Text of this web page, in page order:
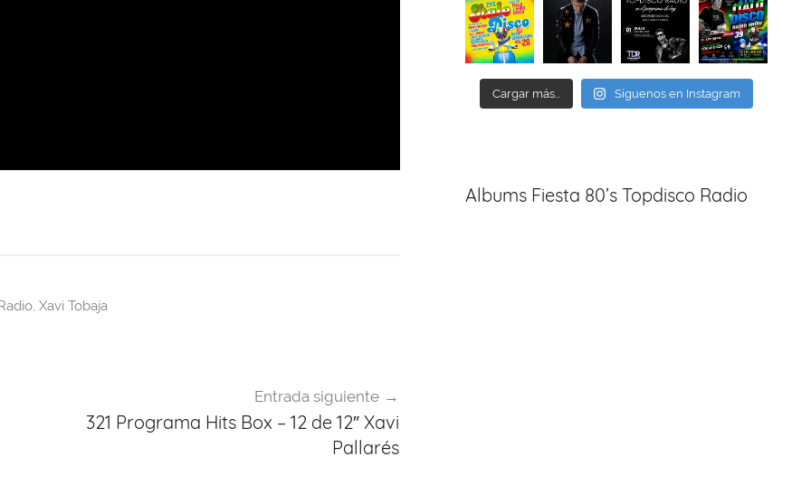
, Xavi Tobaja
Entrada siguiente
321 Programa Hits Box – 12 de 12″ Xavi
Pallarés
Cargar más... Síguenos en Instagram
Albums Fiesta 80’s Topdisco Radio